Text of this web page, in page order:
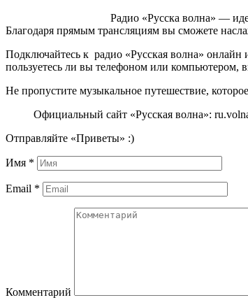
Радио «Русска волна» —
Благодаря прямым трансляциям вы сможете
Подключайтесь к радио «Русская волна» онлайн
пользуетесь ли вы телефоном или компьютером,
Не пропустите музыкальное путешествие,
Официальный сайт «Русская волна»:
Отправляйте «Приветы» :)
Имя *
Email *
Комментарий